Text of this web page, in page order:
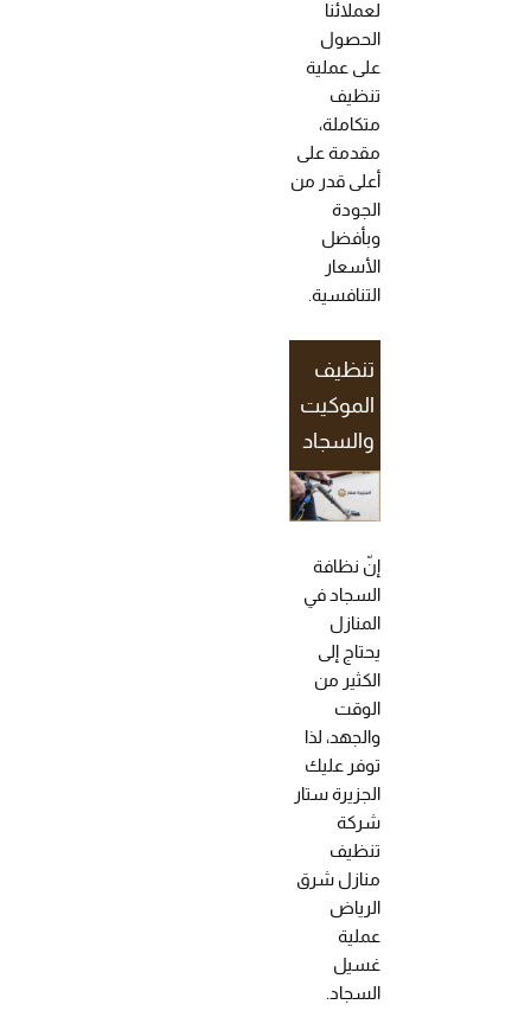
لعملائنا
الحصول
على عملية
تنظيف
متكاملة،
مقدمة على
أعلى قدر من
الجودة
وبأفضل
الأسعار
التنافسية.
تنظيف
الموكيت
والسجاد
إنّ نظافة
السجاد في
المنازل
يحتاج إلى
الكثير من
الوقت
والجهد، لذا
توفر عليك
الجزيرة ستار
شركة
تنظيف
منازل شرق
الرياض
عملية
غسيل
السجاد.